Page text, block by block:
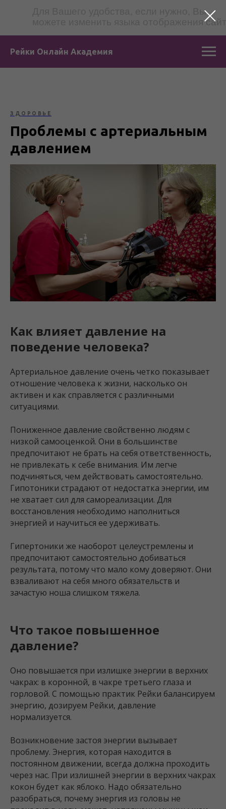
Для Вашего удобства, если нужно, Вы
можете изменить языка отображения
Рейки Онлайн Академия
ЗДОРОВЬЕ
Проблемы с артериальным
давлением
Как влияет давление на
поведение человека?
Артериальное давление очень четко показывает
отношение человека к жизни, насколько он
активен и как справляется с различными
ситуациями.
Пониженное давление свойственно людям с
низкой самооценкой. Они в большинстве
предпочитают не брать на себя ответственность,
не привлекать к себе внимания. Им легче
подчиняться, чем действовать самостоятельно.
Гипотоники страдают от недостатка энергии, им
не хватает сил для самореализации. Для
восстановления необходимо наполниться
энергией и научиться ее удерживать.
Гипертоники же наоборот целеустремлены и
предпочитают самостоятельно добиваться
результата, потому что мало кому доверяют. Они
взваливают на себя много обязательств и
зачастую ноша слишком тяжела.
Что такое повышенное
давление?
Оно повышается при излишке энергии в верхних
чакрах: в коронной, в чакре третьего глаза и
горловой. С помощью практик Рейки балансируем
энергию, дозируем Рейки, давление
нормализуется.
Возникновение застоя энергии вызывает
проблему. Энергия, которая находится в
постоянном движении, всегда должна проходить
через нас. При излишней энергии в верхних чакрах
кокон будет как яблоко. Надо обязательно
разобраться, почему энергия из головы не